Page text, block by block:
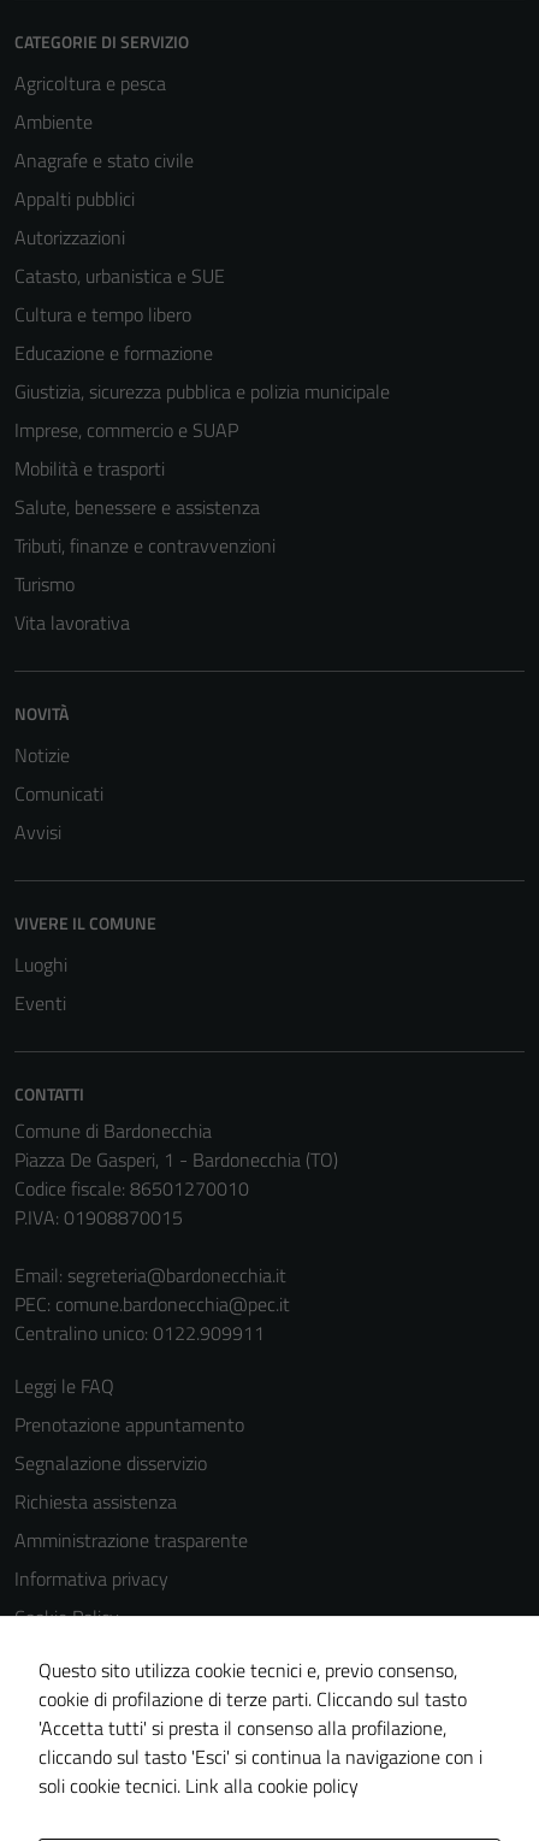
CATEGORIE DI SERVIZIO
Agricoltura e pesca
Ambiente
Anagrafe e stato civile
Appalti pubblici
Autorizzazioni
Catasto, urbanistica e SUE
Cultura e tempo libero
Educazione e formazione
Giustizia, sicurezza pubblica e polizia municipale
Imprese, commercio e SUAP
Mobilità e trasporti
Salute, benessere e assistenza
Tributi, finanze e contravvenzioni
Turismo
Vita lavorativa
NOVITÀ
Notizie
Comunicati
Avvisi
VIVERE IL COMUNE
Luoghi
Eventi
CONTATTI
Comune di Bardonecchia
Piazza De Gasperi, 1 - Bardonecchia (TO)
Codice fiscale: 86501270010
P.IVA: 01908870015
Email: segreteria@bardonecchia.it
PEC: comune.bardonecchia@pec.it
Centralino unico: 0122.909911
Leggi le FAQ
Prenotazione appuntamento
Segnalazione disservizio
Richiesta assistenza
Amministrazione trasparente
Informativa privacy
Cookie Policy
Note legali
Dichiarazione di accessibilità
Segnalazioni di inaccessibilità
Piano di miglioramento del sito
Questo sito utilizza cookie tecnici e, previo consenso,
cookie di profilazione di terze parti. Cliccando sul tasto
'Accetta tutti' si presta il consenso alla profilazione,
cliccando sul tasto 'Esci' si continua la navigazione con i
soli cookie tecnici. Link alla cookie policy
Tecnici
Questi cookie
sono necessari
per il